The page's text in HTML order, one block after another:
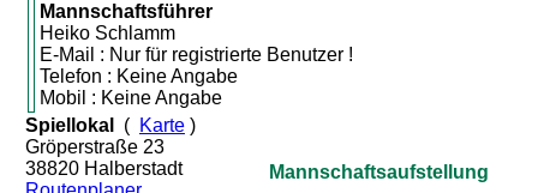
Mannschaftsführer
Heiko Schlamm
E-Mail : Nur für registrierte Benutzer !
Telefon : Keine Angabe
Mobil : Keine Angabe
Spiellokal
( Karte)
Gröperstraße 23
38820 Halberstadt
Mannschaftsaufstellung